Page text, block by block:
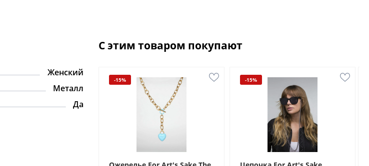
Женский
Металл
Да
С этим товаром покупают
-15% -15%